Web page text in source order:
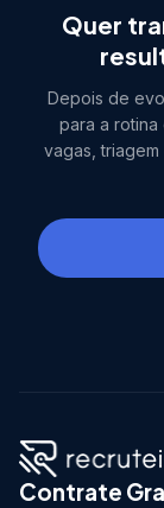
Quer
Depois de
para a rotina
vagas,
Contrate